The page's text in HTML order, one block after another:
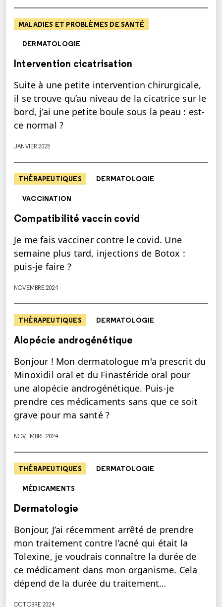
MALADIES ET PROBLÈMES DE SANTÉ
DERMATOLOGIE
Intervention cicatrisation
Suite à une petite intervention chirurgicale,
il se trouve qu’au niveau de la cicatrice sur le
bord, j’ai une petite boule sous la peau : est-
ce normal ?
JANVIER 2025
THÉRAPEUTIQUES DERMATOLOGIE
VACCINATION
Compatibilité vaccin covid
Je me fais vacciner contre le covid. Une
semaine plus tard, injections de Botox :
puis-je faire ?
NOVEMBRE 2024
THÉRAPEUTIQUES DERMATOLOGIE
Alopécie androgénétique
Bonjour ! Mon dermatologue m'a prescrit du
Minoxidil oral et du Finastéride oral pour
une alopécie androgénétique. Puis-je
prendre ces médicaments sans que ce soit
grave pour ma santé ?
NOVEMBRE 2024
THÉRAPEUTIQUES DERMATOLOGIE
MÉDICAMENTS
Dermatologie
Bonjour, J’ai récemment arrêté de prendre
mon traitement contre l’acné qui était la
Tolexine, je voudrais connaître la durée de
ce médicament dans mon organisme. Cela
dépend de la durée du traitement…
OCTOBRE 2024